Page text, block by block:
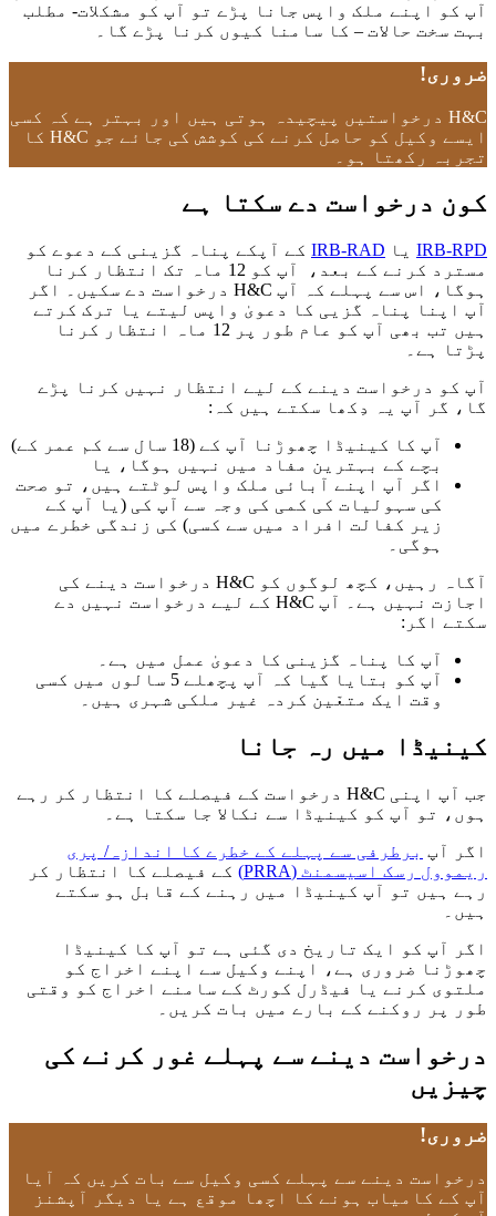
آپ کو اپنے ملک واپس جانا پڑے تو ‎آپ کو مشکلات- مطلب
بہت سخت حالات – کا سامنا کیوں کرنا پڑے گا۔
ضروری!
H&C درخواستیں پیچیدہ ہوتی ہیں اور بہتر ہے کہ کسی
ایسے وکیل کو حاصل کرنے کی کوشش کی جائے جو H&C کا
تجربہ رکھتا ہو۔
کون درخواست دے سکتا ہے
IRB-RPD یا IRB-RAD کے آپکے پناہ گزینی کے دعوے کو
مسترد کرنے کے بعد، آپ کو 12 ماہ تک انتظار کرنا
ہوگا، اس سے پہلے کہ آپ H&C درخواست دے سکیں۔ اگر
آپ اپنا پناہ گزیی کا دعویٰ واپس لیتے یا ترک کرتے
ہیں تب بھی آپ کو عام طور پر 12 ماہ انتظار کرنا
پڑتا ہے۔
آپ کو درخواست دینے کے لیے انتظار نہیں کرنا پڑے
گا، گر آپ یہ دِکھا سکتے ہیں کہ:
آپ کا کینیڈا چھوڑنا آپ کے (18 سال سے کم عمر کے)
بچے کے بہترین مفاد میں نہیں ہوگا، یا
اگر آپ اپنے آبائی ملک واپس لوٹتے ہیں، تو صحت
کی سہولیات کی کمی کی وجہ سے آپ کی (یا آپ کے
زیر کفالت افراد میں سے کسی) کی زندگی خطرے میں
ہوگی۔
آگاہ رہیں، کچھ لوگوں کو H&C درخواست دینے کی
اجازت نہیں ہے۔ آپ H&C کے لیے درخواست نہیں دے
سکتے اگر:
آپ کا پناہ گزینی کا دعویٰ عمل میں ہے۔
آپ کو بتایا گیا کہ آپ پچھلے 5 سالوں میں کسی
وقت ایک متعّین کردہ غیر ملکی شہری ہیں۔
کینیڈا میں رہ جانا
جب آپ اپنی H&C درخواست کے فیصلے کا انتظار کر رہے
ہوں، تو آپ کو کینیڈا سے نکالا جا سکتا ہے۔
اگر آپ برطرفی سے پہلے کے خطرے کا اندازہ/ پری
ریموول رسک اسیسمنٹ (PRRA)
کے فیصلے کا انتظار کر
رہے ہیں تو آپ کینیڈا میں رہنے کے قابل ہو سکتے
ہیں۔
اگر آپ کو ایک تاریخ دی گئی ہے تو آپ کا کینیڈا
چھوڑنا ضروری ہے، اپنے وکیل سے اپنے اخراج کو
ملتوی کرنے یا فیڈرل کورٹ کے سامنے ‎اخراج کو وقتی
طور پر روکنے کے بارے میں بات کریں۔
درخواست دینے سے پہلے غور کرنے کی
چیزیں
ضروری!
درخواست دینے سے پہلے کسی وکیل سے بات کریں کہ آیا
آپ کے کامیاب ہونے کا اچھا موقع ہے یا دیگر آپشنز